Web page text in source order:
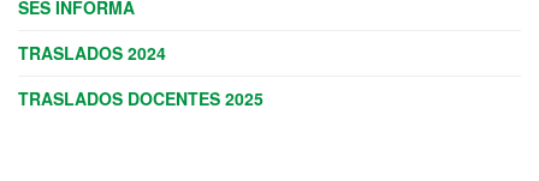
SES INFORMA
TRASLADOS 2024
TRASLADOS DOCENTES 2025